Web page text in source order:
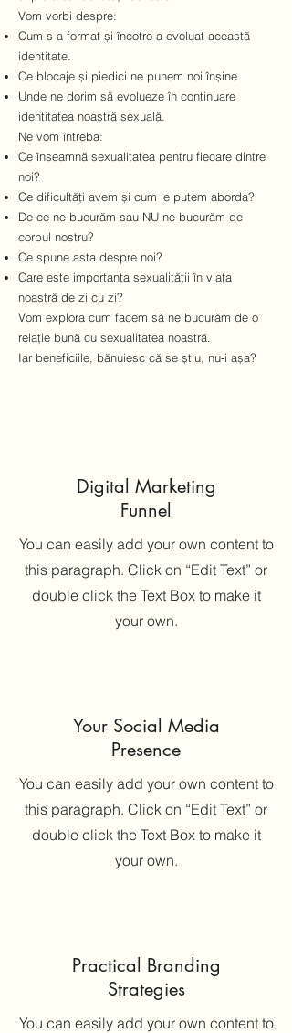
Vom vorbi despre:
Cum s‑a format și încotro a evoluat această
identitate.
Ce blocaje și piedici ne punem noi înșine.
Unde ne dorim să evolueze în continuare
identitatea noastră sexuală.
Ne vom întreba:
Ce înseamnă sexualitatea pentru fiecare dintre
noi?
Ce dificultăți avem și cum le putem aborda?
De ce ne bucurăm sau NU ne bucurăm de
corpul nostru?
Ce spune asta despre noi?
Care este importanța sexualității în viața
noastră de zi cu zi?
Vom explora cum facem să ne bucurăm de o
relație bună cu sexualitatea noastră.
Iar beneficiile, bănuiesc că se știu, nu‑i așa?
Digital Marketing
Funnel
You can easily add your own content to
this paragraph. Click on “Edit Text” or
double click the Text Box to make it
your own.
Your Social Media
Presence
You can easily add your own content to
this paragraph. Click on “Edit Text” or
double click the Text Box to make it
your own.
Practical Branding
Strategies
You can easily add your own content to